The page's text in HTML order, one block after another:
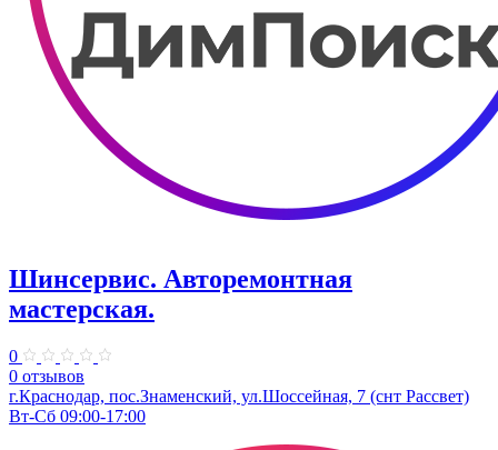
Шинсервис. Авторемонтная
мастерская.
0
0 отзывов
г.Краснодар, пос.Знаменский, ул.Шоссейная, 7 (снт Рассвет)
Вт-Сб 09:00-17:00